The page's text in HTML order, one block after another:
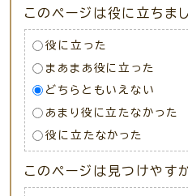
このページは役に立ちま
役に立った
まあまあ役に立った
どちらともいえない
あまり役に立たなかった
役に立たなかった
このページは見つけやす